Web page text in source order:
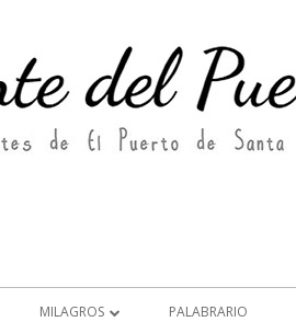
MILAGROS PALABRARIO